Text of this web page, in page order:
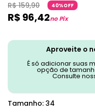
R$ 159,90 40%OFF
R$ 96,42no Pix
Aproveite o
É só adicionar suas
opção de
Consulte
Tamanho: 34